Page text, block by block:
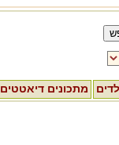
מתכונים דיאטטים